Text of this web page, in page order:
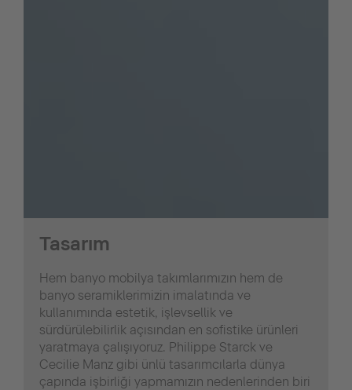
Tasarım
Hem banyo mobilya takımlarımızın hem de
banyo seramiklerimizin imalatında ve
kullanımında estetik, işlevsellik ve
sürdürülebilirlik açısından en sofistike ürünleri
yaratmaya çalışıyoruz. Philippe Starck ve
Cecilie Manz gibi ünlü tasarımcılarla dünya
çapında işbirliği yapmamızın nedenlerinden biri